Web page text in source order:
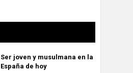
Ser joven y musulmana en la
España de hoy